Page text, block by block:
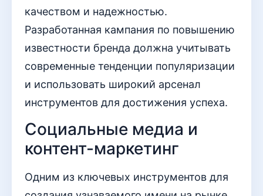
качеством и надежностью.
Разработанная кампания по повышению
известности бренда должна учитывать
современные тенденции популяризации
и использовать широкий арсенал
инструментов для достижения успеха.
Социальные медиа и
контент-маркетинг
Одним из ключевых инструментов для